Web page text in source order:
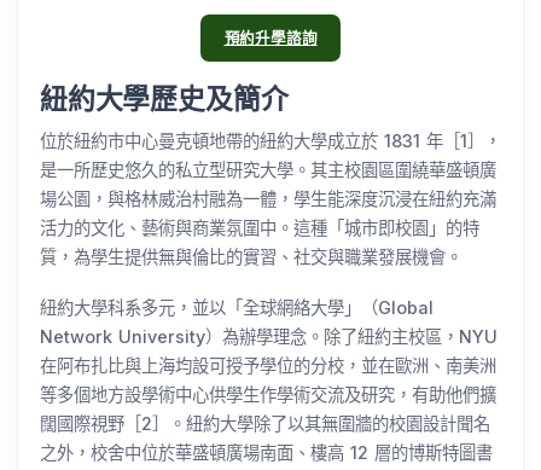
預約升學諮詢
紐約大學歷史及簡介
位於紐約市中心曼克頓地帶的紐約大學成立於 1831 年［1］，
是一所歷史悠久的私立型研究大學。其主校園區圍繞華盛頓廣
場公園，與格林威治村融為一體，學生能深度沉浸在紐約充滿
活力的文化、藝術與商業氛圍中。這種「城市即校園」的特
質，為學生提供無與倫比的實習、社交與職業發展機會。
紐約大學科系多元，並以「全球網絡大學」（Global
Network University）為辦學理念。除了紐約主校區，NYU
在阿布扎比與上海均設可授予學位的分校，並在歐洲、南美洲
等多個地方設學術中心供學生作學術交流及研究，有助他們擴
闊國際視野［2］。紐約大學除了以其無圍牆的校園設計聞名
之外，校舍中位於華盛頓廣場南面、樓高 12 層的博斯特圖書